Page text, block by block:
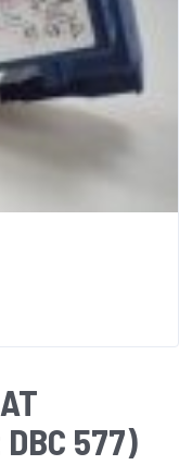
577)